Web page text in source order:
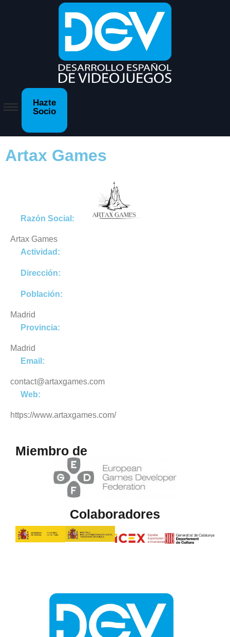
Hazte
Socio
Artax Games
Razón Social:
Artax Games
Actividad:
Dirección:
Población:
Madrid
Provincia:
Madrid
Email:
contact@artaxgames.com
Web:
https://www.artaxgames.com/
Miembro de
Colaboradores